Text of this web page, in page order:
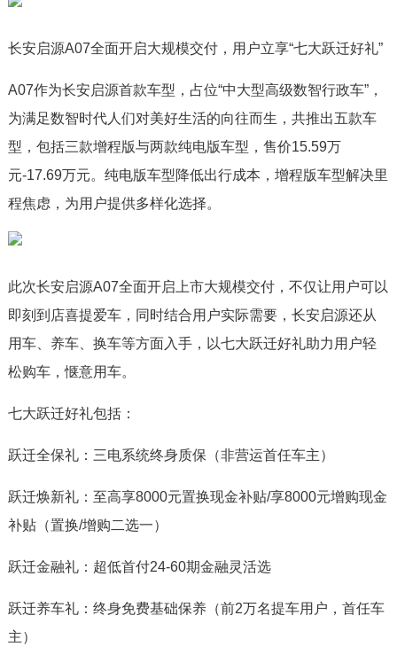
长安启源A07全面开启大规模交付，用户立享“七大跃迁好礼”
A07作为长安启源首款车型，占位“中大型高级数智行政车”，
为满足数智时代人们对美好生活的向往而生，共推出五款车
型，包括三款增程版与两款纯电版车型，售价15.59万
元-17.69万元。纯电版车型降低出行成本，增程版车型解决里
程焦虑，为用户提供多样化选择。
此次长安启源A07全面开启上市大规模交付，不仅让用户可以
即刻到店喜提爱车，同时结合用户实际需要，长安启源还从
用车、养车、换车等方面入手，以七大跃迁好礼助力用户轻
松购车，惬意用车。
七大跃迁好礼包括：
跃迁全保礼：三电系统终身质保（非营运首任车主）
跃迁焕新礼：至高享8000元置换现金补贴/享8000元增购现金
补贴（置换/增购二选一）
跃迁金融礼：超低首付24-60期金融灵活选
跃迁养车礼：终身免费基础保养（前2万名提车用户，首任车
主）